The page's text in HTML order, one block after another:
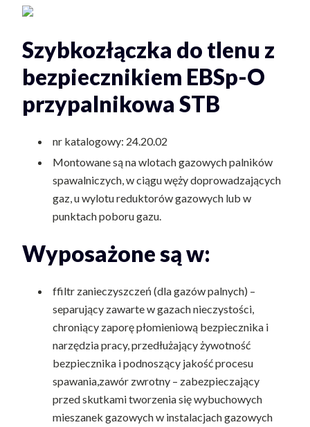
Szybkozłączka do tlenu z
bezpiecznikiem EBSp-O
przypalnikowa STB
nr katalogowy: 24.20.02
Montowane są na wlotach gazowych palników
spawalniczych, w ciągu węży doprowadzających
gaz, u wylotu reduktorów gazowych lub w
punktach poboru gazu.
Wyposażone są w:
ffiltr zanieczyszczeń (dla gazów palnych) –
separujący zawarte w gazach nieczystości,
chroniący zaporę płomieniową bezpiecznika i
narzędzia pracy, przedłużający żywotność
bezpiecznika i podnoszący jakość procesu
spawania,zawór zwrotny – zabezpieczający
przed skutkami tworzenia się wybuchowych
mieszanek gazowych w instalacjach gazowych